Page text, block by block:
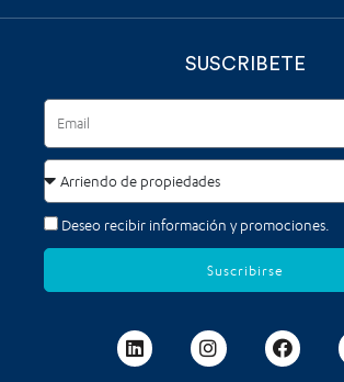
SUSCRIBETE
Deseo recibir información y promociones.
Suscribirse